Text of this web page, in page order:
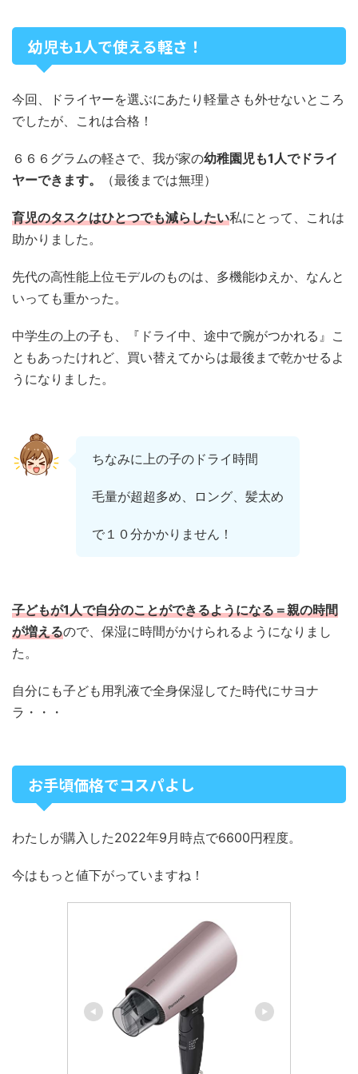
幼児も1人で使える軽さ！
今回、ドライヤーを選ぶにあたり軽量さも外せないところ
でしたが、これは合格！
６６６グラムの軽さで、我が家の幼稚園児も1人でドライ
ヤーできます。
（最後までは無理）
育児のタスクはひとつでも減らしたい私にとって、これは
助かりました。
先代の高性能上位モデルのものは、多機能ゆえか、なんと
いっても重かった。
中学生の上の子も、『ドライ中、途中で腕がつかれる』こ
ともあったけれど、買い替えてからは最後まで乾かせるよ
うになりました。
ちなみに上の子のドライ時間
毛量が超超多め、ロング、髪太め
で１０分かかりません！
子どもが1人で自分のことができるようになる＝親の時間
が増えるので、保湿に時間がかけられるようになりまし
た。
自分にも子ども用乳液で全身保湿してた時代にサヨナ
ラ・・・
お手頃価格でコスパよし
わたしが購入した2022年9月時点で6600円程度。
今はもっと値下がっていますね！